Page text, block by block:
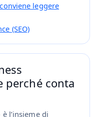
leggere
(SEO)
perché conta
è l’insieme di